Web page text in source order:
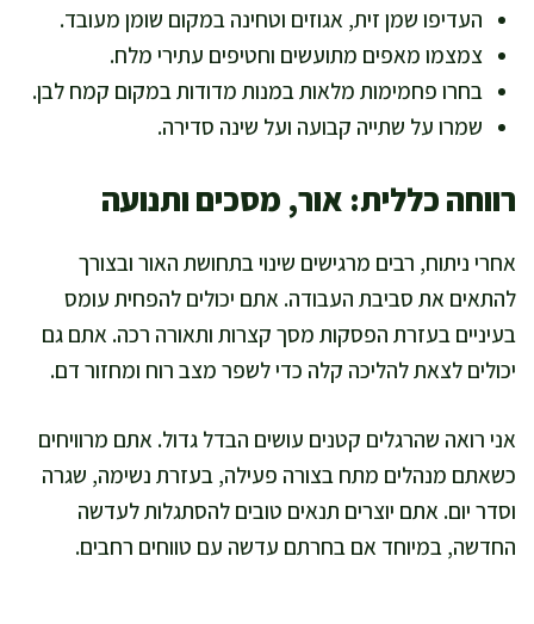
העדיפו שמן זית, אגוזים וטחינה במקום שומן מעובד.
צמצמו מאפים מתועשים וחטיפים עתירי מלח.
בחרו פחמימות מלאות במנות מדודות במקום קמח לבן.
שמרו על שתייה קבועה ועל שינה סדירה.
רווחה כללית: אור, מסכים ותנועה
אחרי ניתוח, רבים מרגישים שינוי בתחושת האור ובצורך
להתאים את סביבת העבודה. אתם יכולים להפחית עומס
בעיניים בעזרת הפסקות מסך קצרות ותאורה רכה. אתם גם
יכולים לצאת להליכה קלה כדי לשפר מצב רוח ומחזור דם.
אני רואה שהרגלים קטנים עושים הבדל גדול. אתם מרוויחים
כשאתם מנהלים מתח בצורה פעילה, בעזרת נשימה, שגרה
וסדר יום. אתם יוצרים תנאים טובים להסתגלות לעדשה
החדשה, במיוחד אם בחרתם עדשה עם טווחים רחבים.